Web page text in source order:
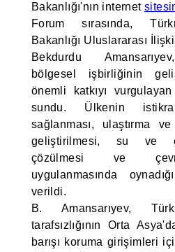
Bakanlığı'nın internet
Forum sırasında,
Bakanlığı Uluslararası
Bekdurdu
bölgesel işbirliğinin
önemli katkıyı
sundu. Ülkenin
sağlanması, ulaştırma ve
geliştirilmesi, su ve
çözülmesi ve
uygulanmasında
verildi.
B. Amansarıyev,
tarafsızlığının Orta
barışı koruma girişimleri